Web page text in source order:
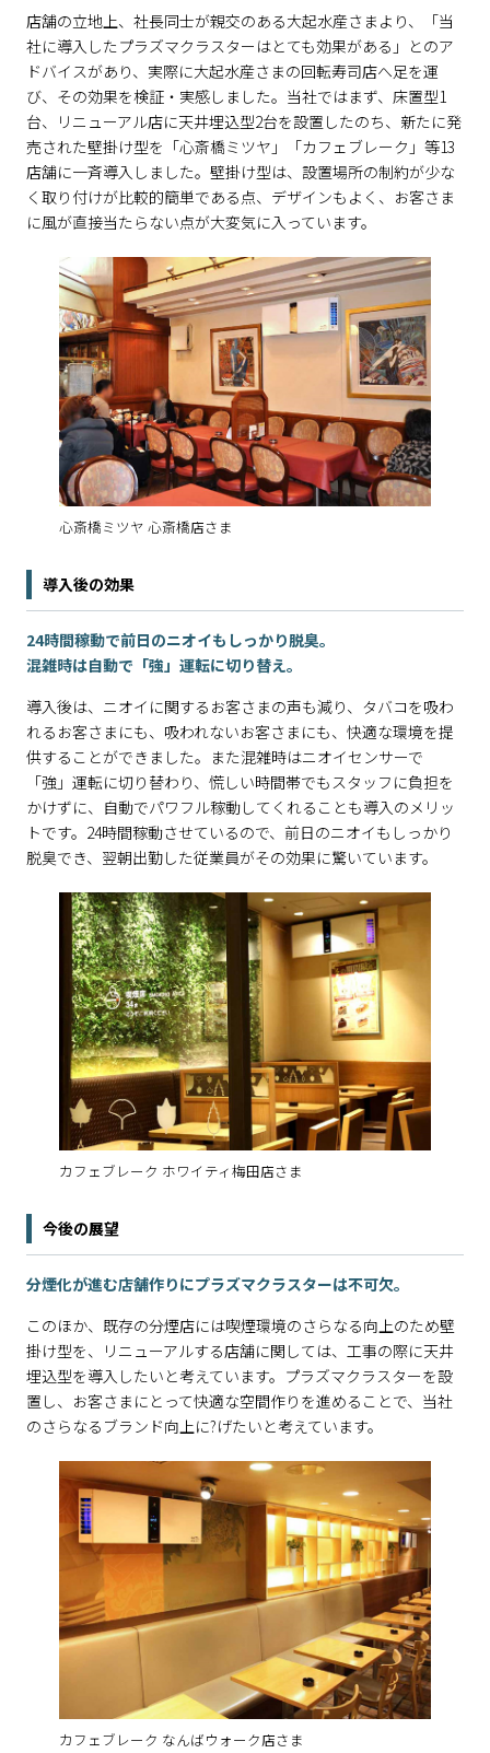
店舗の立地上、社長同士が親交のある大起水産さまより、「当
社に導入したプラズマクラスターはとても効果がある」とのア
ドバイスがあり、実際に大起水産さまの回転寿司店へ足を運
び、その効果を検証・実感しました。当社ではまず、床置型1
台、リニューアル店に天井埋込型2台を設置したのち、新たに発
売された壁掛け型を「心斎橋ミツヤ」「カフェブレーク」等13
店舗に一斉導入しました。壁掛け型は、設置場所の制約が少な
く取り付けが比較的簡単である点、デザインもよく、お客さま
に風が直接当たらない点が大変気に入っています。
心斎橋ミツヤ 心斎橋店さま
導入後の効果
24時間稼動で前日のニオイもしっかり脱臭。
混雑時は自動で「強」運転に切り替え。
導入後は、ニオイに関するお客さまの声も減り、タバコを吸わ
れるお客さまにも、吸われないお客さまにも、快適な環境を提
供することができました。また混雑時はニオイセンサーで
「強」運転に切り替わり、慌しい時間帯でもスタッフに負担を
かけずに、自動でパワフル稼動してくれることも導入のメリッ
トです。24時間稼動させているので、前日のニオイもしっかり
脱臭でき、翌朝出勤した従業員がその効果に驚いています。
カフェブレーク ホワイティ梅田店さま
今後の展望
分煙化が進む店舗作りにプラズマクラスターは不可欠。
このほか、既存の分煙店には喫煙環境のさらなる向上のため壁
掛け型を、リニューアルする店舗に関しては、工事の際に天井
埋込型を導入したいと考えています。プラズマクラスターを設
置し、お客さまにとって快適な空間作りを進めることで、当社
のさらなるブランド向上に?げたいと考えています。
カフェブレーク なんばウォーク店さま